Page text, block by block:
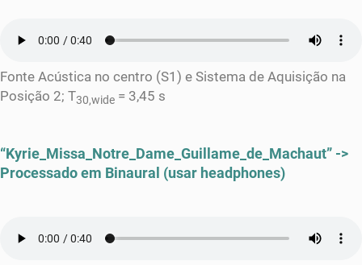
Fonte Acústica no centro (S1) e Sistema de Aquisição na
Posição 2; T30,wide = 3,45 s
“Kyrie_Missa_Notre_Dame_Guillame_de_Machaut” ->
Processado em Binaural (usar headphones)